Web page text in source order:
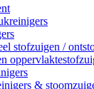
stofzuigen /
&